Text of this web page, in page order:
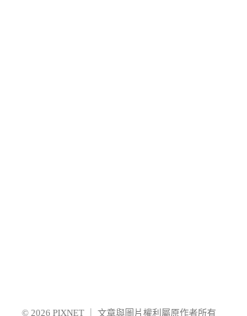
© 2026 PIXNET 文章與圖片權利屬原作者所有